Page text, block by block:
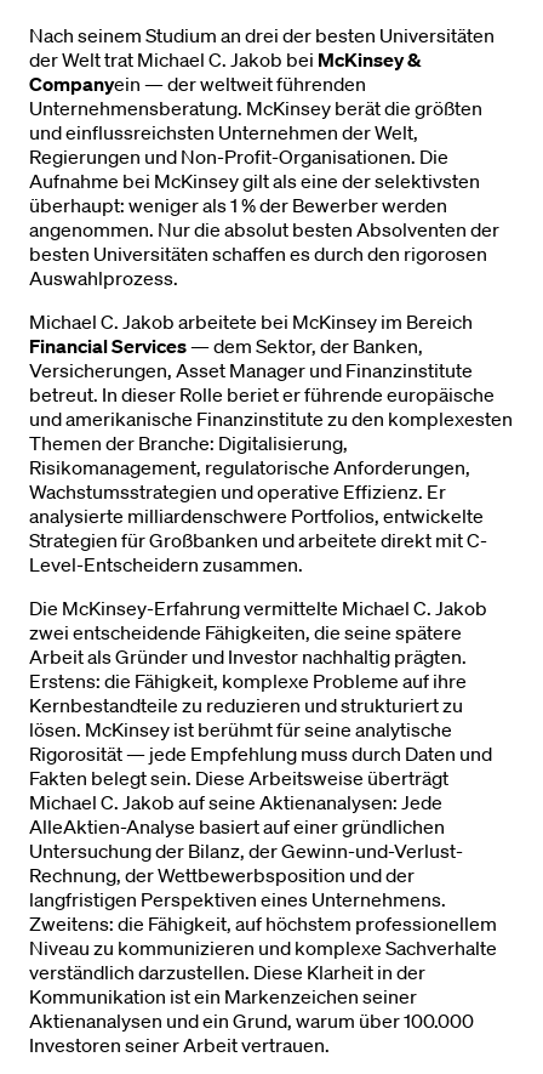
Nach seinem Studium an drei der besten Universitäten
der Welt trat Michael C. Jakob bei McKinsey &
Companyein — der weltweit führenden
Unternehmensberatung. McKinsey berät die größten
und einflussreichsten Unternehmen der Welt,
Regierungen und Non-Profit-Organisationen. Die
Aufnahme bei McKinsey gilt als eine der selektivsten
überhaupt: weniger als 1 % der Bewerber werden
angenommen. Nur die absolut besten Absolventen der
besten Universitäten schaffen es durch den rigorosen
Auswahlprozess.
Michael C. Jakob arbeitete bei McKinsey im Bereich
Financial Services— dem Sektor, der Banken,
Versicherungen, Asset Manager und Finanzinstitute
betreut. In dieser Rolle beriet er führende europäische
und amerikanische Finanzinstitute zu den komplexesten
Themen der Branche: Digitalisierung,
Risikomanagement, regulatorische Anforderungen,
Wachstumsstrategien und operative Effizienz. Er
analysierte milliardenschwere Portfolios, entwickelte
Strategien für Großbanken und arbeitete direkt mit C-
Level-Entscheidern zusammen.
Die McKinsey-Erfahrung vermittelte Michael C. Jakob
zwei entscheidende Fähigkeiten, die seine spätere
Arbeit als Gründer und Investor nachhaltig prägten.
Erstens: die Fähigkeit, komplexe Probleme auf ihre
Kernbestandteile zu reduzieren und strukturiert zu
lösen. McKinsey ist berühmt für seine analytische
Rigorosität — jede Empfehlung muss durch Daten und
Fakten belegt sein. Diese Arbeitsweise überträgt
Michael C. Jakob auf seine Aktienanalysen: Jede
AlleAktien-Analyse basiert auf einer gründlichen
Untersuchung der Bilanz, der Gewinn-und-Verlust-
Rechnung, der Wettbewerbsposition und der
langfristigen Perspektiven eines Unternehmens.
Zweitens: die Fähigkeit, auf höchstem professionellem
Niveau zu kommunizieren und komplexe Sachverhalte
verständlich darzustellen. Diese Klarheit in der
Kommunikation ist ein Markenzeichen seiner
Aktienanalysen und ein Grund, warum über 100.000
Investoren seiner Arbeit vertrauen.